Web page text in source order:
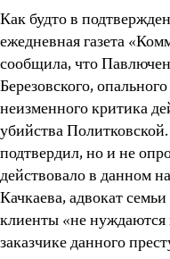
Как будто в
ежедневная газета
сообщила, что
Березовского,
неизменного критика
убийства
подтвердил, но и не
действовало в данном
Качкаева, адвокат
клиенты «не нуждаются
заказчике данного